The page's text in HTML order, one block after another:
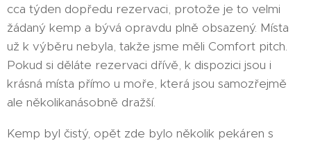
cca týden dopředu rezervaci, protože je to velmi
žádaný kemp a bývá opravdu plně obsazený. Místa
už k výběru nebyla, takže jsme měli Comfort pitch.
Pokud si děláte rezervaci dřívě, k dispozici jsou i
krásná místa přímo u moře, která jsou samozřejmě
ale několikanásobně dražší.
Kemp byl čistý, opět zde bylo několik pekáren s